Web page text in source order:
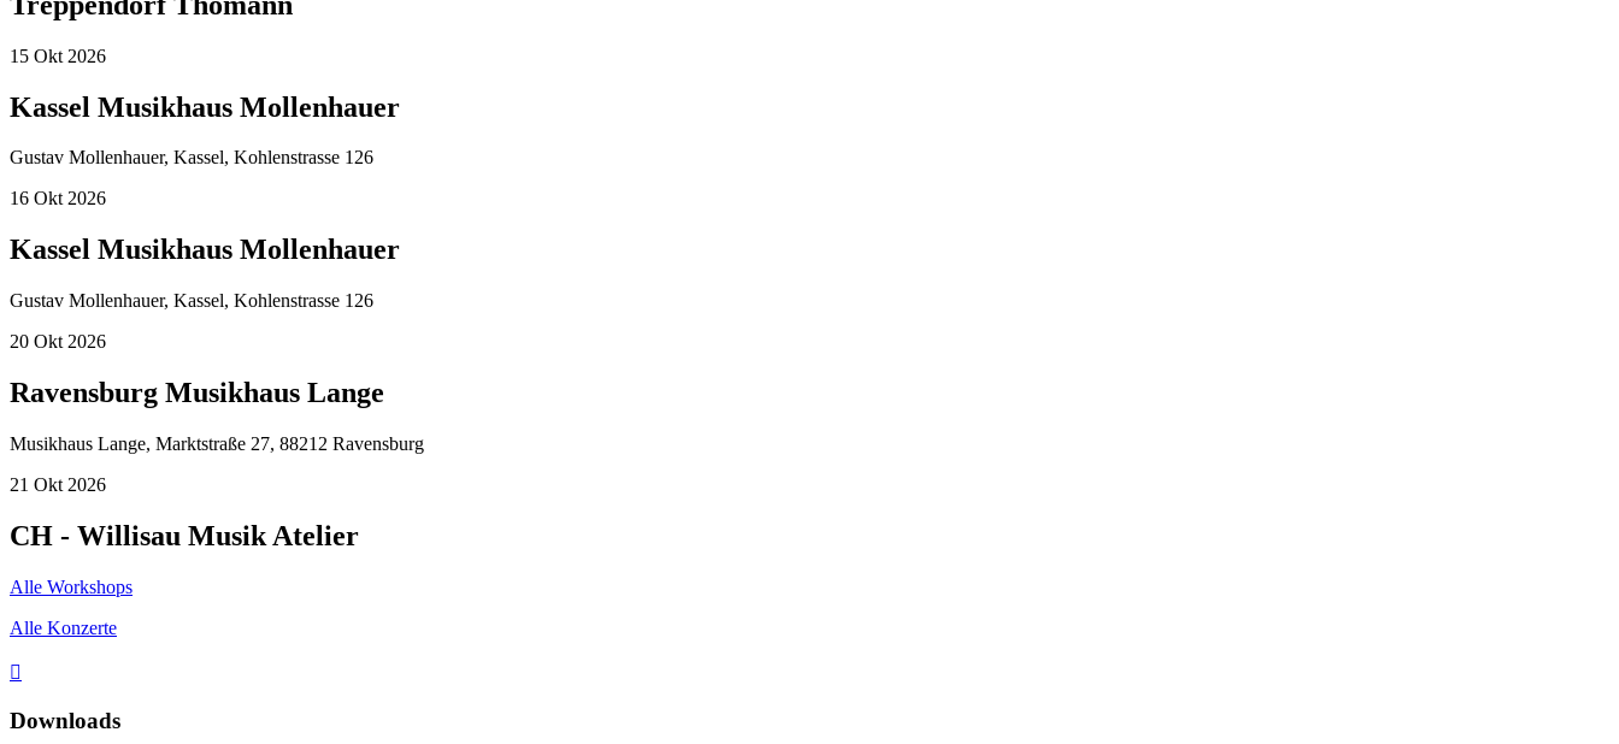
15 Okt 2026
Kassel Musikhaus Mollenhauer
Gustav Mollenhauer, Kassel, Kohlenstrasse 126
16 Okt 2026
Kassel Musikhaus Mollenhauer
Gustav Mollenhauer, Kassel, Kohlenstrasse 126
20 Okt 2026
Ravensburg Musikhaus Lange
Musikhaus Lange, Marktstraße 27, 88212 Ravensburg
21 Okt 2026
CH - Willisau Musik Atelier
Alle Workshops
Alle Konzerte

Downloads